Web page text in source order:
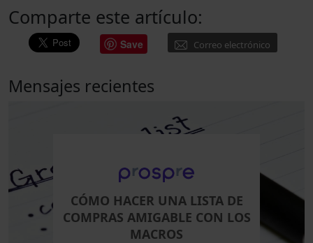
Comparte este artículo:
Save Correo electrónico
Mensajes recientes
CÓMO HACER UNA LISTA DE
COMPRAS AMIGABLE CON LOS
MACROS